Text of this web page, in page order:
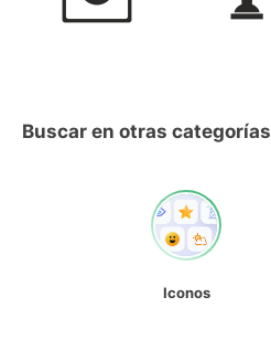
Buscar en otras categorías
Iconos